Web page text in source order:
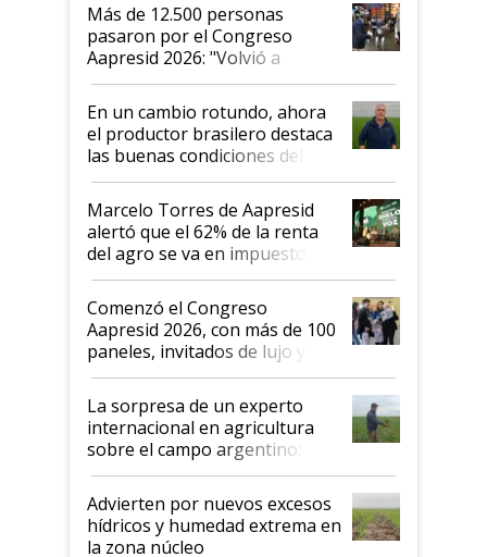
Más de 12.500 personas
pasaron por el Congreso
Aapresid 2026: "Volvió a
demostrar que hablar del
suelo es hablar de todo el
sistema productivo"
En un cambio rotundo, ahora
el productor brasilero destaca
las buenas condiciones del
agro argentino para invertir:
"Los veo más motivados"
Marcelo Torres de Aapresid
alertó que el 62% de la renta
del agro se va en impuestos:
"No es bueno que en
Argentina se sigan discutiendo
las mismas cosas de hace 50
años"
Comenzó el Congreso
Aapresid 2026, con más de 100
paneles, invitados de lujo y
todas las tendencias
La sorpresa de un experto
internacional en agricultura
sobre el campo argentino:
"Estoy muy impresionado"
Advierten por nuevos excesos
hídricos y humedad extrema en
la zona núcleo